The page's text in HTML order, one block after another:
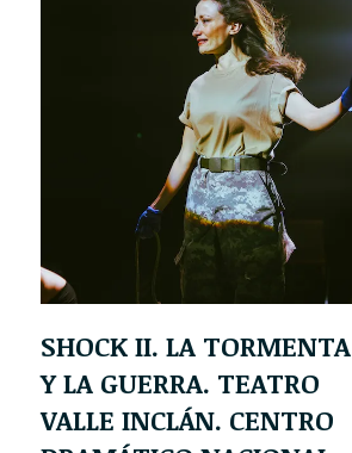
SHOCK II. LA TORMENTA
Y LA GUERRA. TEATRO
VALLE INCLÁN. CENTRO